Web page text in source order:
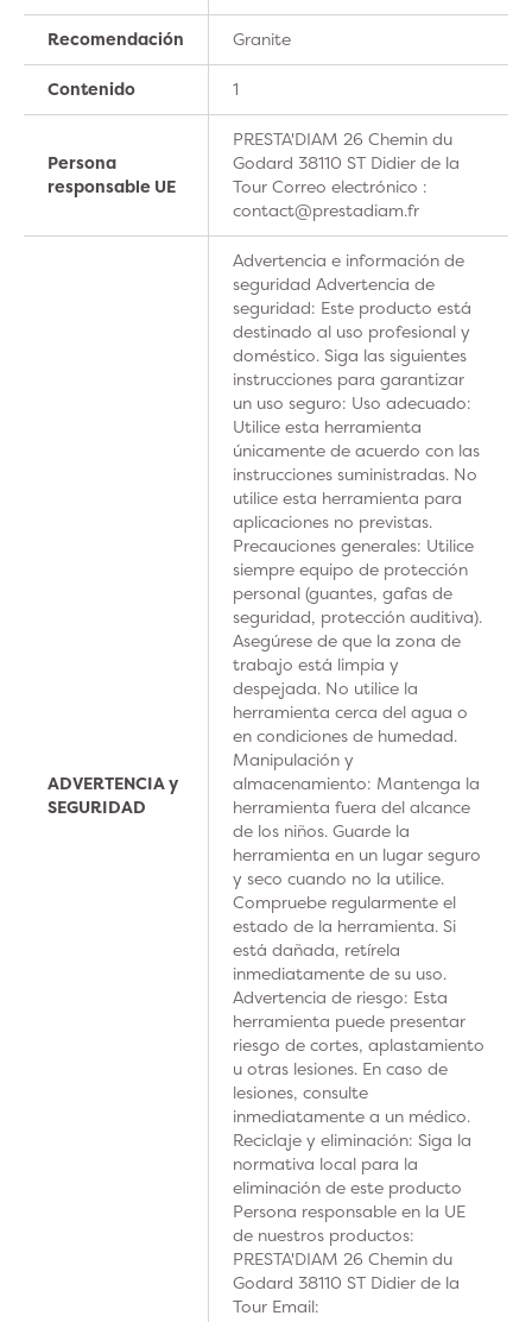
Recomendación Granite
Contenido 1
Persona
responsable UE
PRESTA'DIAM 26 Chemin du
Godard 38110 ST Didier de la
Tour Correo electrónico :
contact@prestadiam.fr
ADVERTENCIA y
SEGURIDAD
Advertencia e información de
seguridad Advertencia de
seguridad: Este producto está
destinado al uso profesional y
doméstico. Siga las siguientes
instrucciones para garantizar
un uso seguro: Uso adecuado:
Utilice esta herramienta
únicamente de acuerdo con las
instrucciones suministradas. No
utilice esta herramienta para
aplicaciones no previstas.
Precauciones generales: Utilice
siempre equipo de protección
personal (guantes, gafas de
seguridad, protección auditiva).
Asegúrese de que la zona de
trabajo está limpia y
despejada. No utilice la
herramienta cerca del agua o
en condiciones de humedad.
Manipulación y
almacenamiento: Mantenga la
herramienta fuera del alcance
de los niños. Guarde la
herramienta en un lugar seguro
y seco cuando no la utilice.
Compruebe regularmente el
estado de la herramienta. Si
está dañada, retírela
inmediatamente de su uso.
Advertencia de riesgo: Esta
herramienta puede presentar
riesgo de cortes, aplastamiento
u otras lesiones. En caso de
lesiones, consulte
inmediatamente a un médico.
Reciclaje y eliminación: Siga la
normativa local para la
eliminación de este producto
Persona responsable en la UE
de nuestros productos:
PRESTA'DIAM 26 Chemin du
Godard 38110 ST Didier de la
Tour Email: